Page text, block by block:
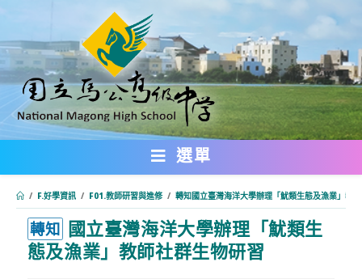
轉
主
要
內
選單
/ F.好學資訊 / F01.教師研習與進修 / 轉知國立臺灣海洋大學辦理「魷類生態及漁業」教
轉知 國立臺灣海洋大學辦理「魷類生
態及漁業」教師社群生物研習